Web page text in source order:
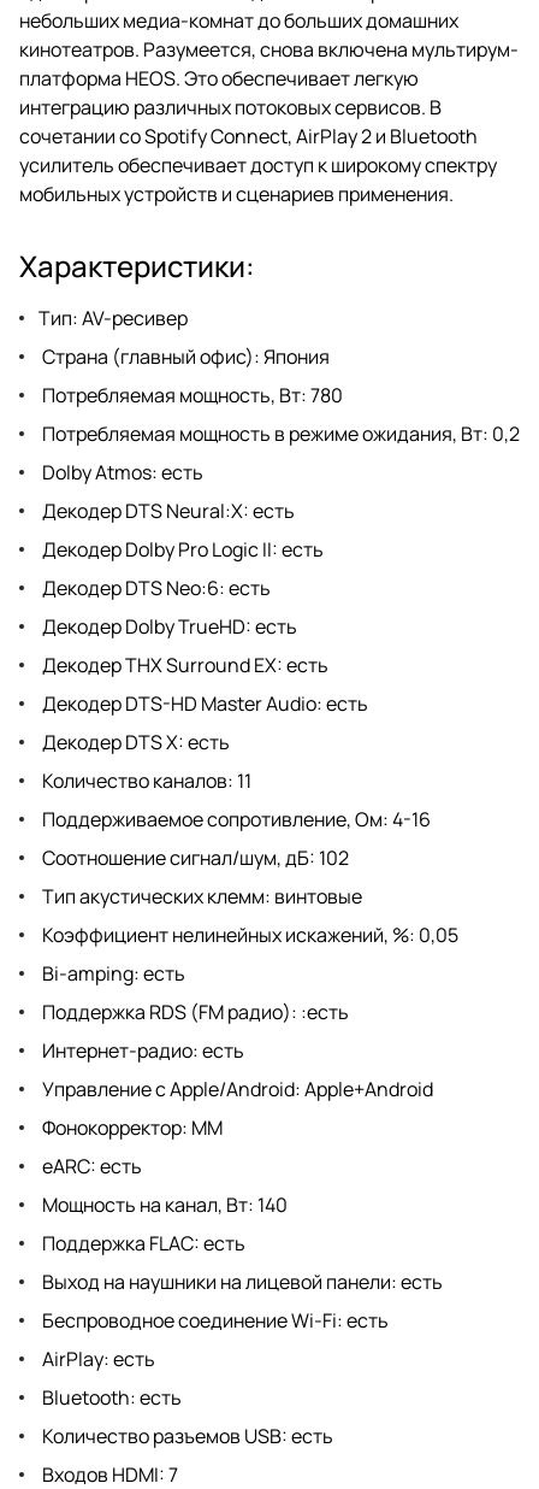
небольших медиа-комнат до больших домашних
кинотеатров. Разумеется, снова включена мультирум-
платформа HEOS. Это обеспечивает легкую
интеграцию различных потоковых сервисов. В
сочетании со Spotify Connect, AirPlay 2 и Bluetooth
усилитель обеспечивает доступ к широкому спектру
мобильных устройств и сценариев применения.
Характеристики:
Тип: AV-ресивер
Страна (главный офис): Япония
Потребляемая мощность, Вт: 780
Потребляемая мощность в режиме ожидания, Вт: 0,2
Dolby Atmos: есть
Декодер DTS Neural:X: есть
Декодер Dolby Pro Logic II: есть
Декодер DTS Neo:6: есть
Декодер Dolby TrueHD: есть
Декодер THX Surround EX: есть
Декодер DTS-HD Master Audio: есть
Декодер DTS X: есть
Количество каналов: 11
Поддерживаемое сопротивление, Ом: 4-16
Соотношение сигнал/шум, дБ: 102
Тип акустических клемм: винтовые
Коэффициент нелинейных искажений, %: 0,05
Bi-amping: есть
Поддержка RDS (FM радио): :есть
Интернет-радио: есть
Управление с Apple/Android: Apple+Android
Фонокорректор: MM
eARC: есть
Мощность на канал, Вт: 140
Поддержка FLAC: есть
Выход на наушники на лицевой панели: есть
Беспроводное соединение Wi-Fi: есть
AirPlay: есть
Bluetooth: есть
Количество разъемов USB: есть
Входов HDMI: 7